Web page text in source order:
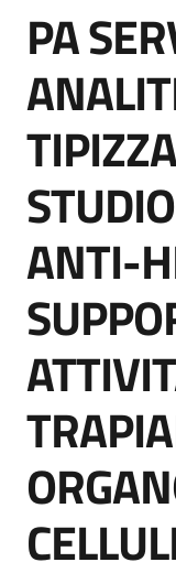
acquisto
Supporto
Piattaforme
telematiche
English
site
Seguici
su
Salta al contenuto
PA
ANTI-